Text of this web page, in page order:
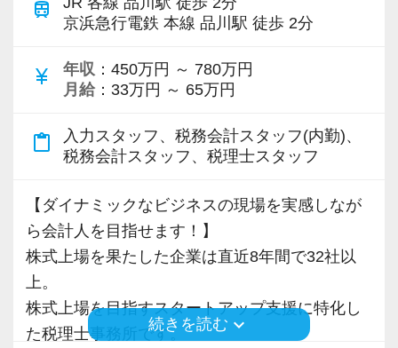
界を目指したきっかけです。
ことと、採用面接のときの雰囲気が良かったの
で、この会社を選びました。
早い段階からお客様を任せていただき、「あり
がとう」と言われたときは大きな喜びを感じま
給与計算業務を担当することもあるので、今後
は社労士資格の取得も視野に入れています。
☆ぜひ事務所の雰囲気を御覧ください！☆
仕事・実務、様々な指導を通じて、ビジネスの
世界で「生きる力」のある社会人を育てます。
【ワークライフバランス重視の自由な仕事スタ
会社は成⻑中ですが、スタッフに過度な負荷を
かけるような急成⻑は目指していません。
強く奨励。
プロフェッショナルとしての仕事へのコミッ
ト・責任感を大前提として、同時にワークライ
フバランスも重視し、日々の業務量に配慮して
います。
スタッフ全員に、仕事のやりがいと勉強、プラ
つ、経営者と同じ目線に立った仕事をすること
【徹底したペーパーレス・クラウド活用で業務
7〜8割のお客様はすでにペーパーレス化。
おり、新規のお客様は基本的にクラウド、既存
のお客様も約7割がクラウドを利用しています。
クラウド会計ソフトfreeeの5つ星認定アドバイ
ザーでもあり、スタッフにはアドバイザー資格
「会計freee エキスパート」「会計freee 上級エ
キスパート」の取得を推奨（受験費用は事務所
train
京浜急行電鉄 本線 品川駅 徒歩 2分
currency_yen 年収 ：450万円 ～ 780万円
月給 ：33万円 ～ 65万円
content_paste
入力スタッフ、税務会計スタッフ(内勤)、
税務会計スタッフ、税理士スタッフ
【ダイナミックなビジネスの現場を実感しなが
ら会計人を目指せます！】
株式上場を果たした企業は直近8年間で32社以
上。
株式上場を目指すスタートアップ支援に特化し
た税理士事務所です。
続きを読む keyboard_arrow_down